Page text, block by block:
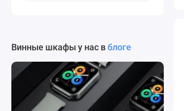
Винные шкафы у нас вблоге